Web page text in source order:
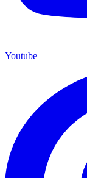
Youtube